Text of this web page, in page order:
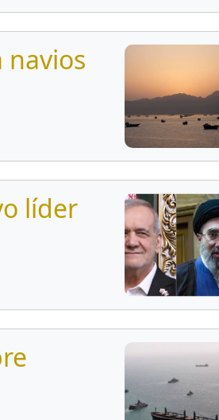
navios
líder